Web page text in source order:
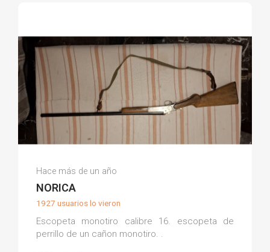
Agustin A.
Hace más de un año
NORICA
1927 usuarios lo vieron
Escopeta monotiro calibre 16. escopeta de
perrillo de un cañon monotiro. .